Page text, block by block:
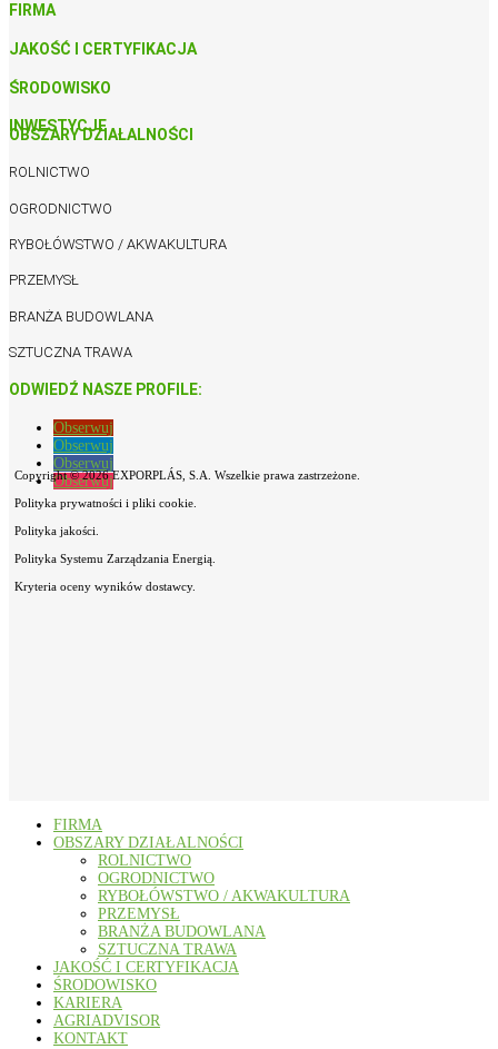
FIRMA
JAKOŚĆ I CERTYFIKACJA
ŚRODOWISKO
INWESTYCJE
OBSZARY DZIAŁALNOŚCI
ROLNICTWO
OGRODNICTWO
RYBOŁÓWSTWO / AKWAKULTURA
PRZEMYSŁ
BRANŻA BUDOWLANA
SZTUCZNA TRAWA
ODWIEDŹ NASZE PROFILE:
Obserwuj
Obserwuj
Obserwuj
Obserwuj
Copyright © 2026 EXPORPLÁS, S.A. Wszelkie prawa zastrzeżone.
Polityka prywatności i pliki cookie.
Polityka jakości.
Polityka Systemu Zarządzania Energią.
Kryteria oceny wyników dostawcy.
FIRMA
OBSZARY DZIAŁALNOŚCI
ROLNICTWO
OGRODNICTWO
RYBOŁÓWSTWO / AKWAKULTURA
PRZEMYSŁ
BRANŻA BUDOWLANA
SZTUCZNA TRAWA
JAKOŚĆ I CERTYFIKACJA
ŚRODOWISKO
KARIERA
AGRIADVISOR
KONTAKT